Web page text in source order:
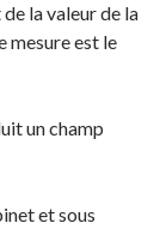
la valeur de la
mesure est le
un champ
et sous